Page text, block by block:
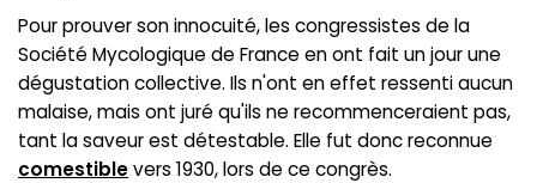
Pour prouver son innocuité, les congressistes de la
Société Mycologique de France en ont fait un jour une
dégustation collective. Ils n'ont en effet ressenti aucun
malaise, mais ont juré qu'ils ne recommenceraient pas,
tant la saveur est détestable. Elle fut donc reconnue
comestiblevers 1930, lors de ce congrès.